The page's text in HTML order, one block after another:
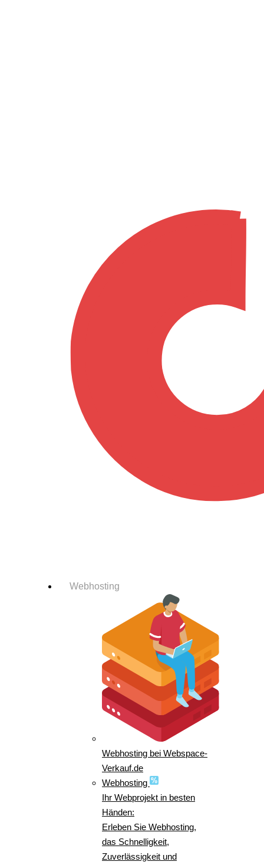
Webhosting
Webhosting bei Webspace-
Verkauf.de
Webhosting
Ihr Webprojekt in besten
Händen:
Erleben Sie Webhosting,
das Schnelligkeit,
Zuverlässigkeit und